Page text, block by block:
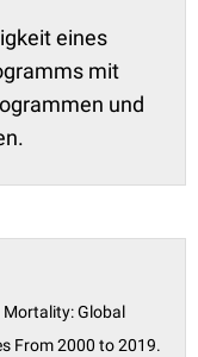
eines
mit
und
Mortality: Global
From 2000 to 2019.